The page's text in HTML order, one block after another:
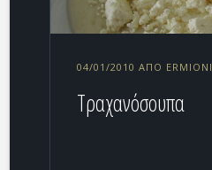
04/01/2010 ΑΠΌ ERMIONI
Τραχανόσουπα